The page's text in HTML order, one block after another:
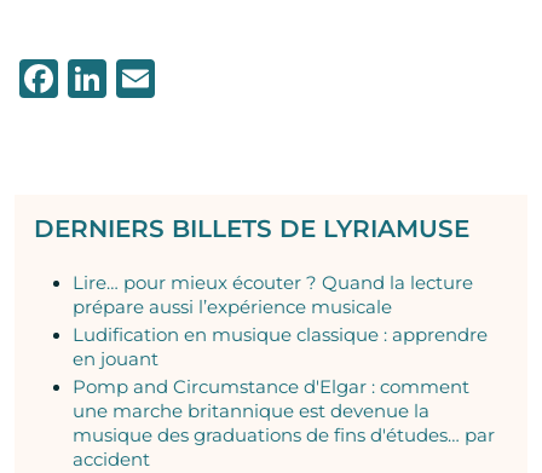
Facebook
LinkedIn
DERNIERS BILLETS DE LYRIAMUSE
Lire… pour mieux écouter ? Quand la lecture
prépare aussi l’expérience musicale
Ludification en musique classique : apprendre
en jouant
Pomp and Circumstance d'Elgar : comment
une marche britannique est devenue la
musique des graduations de fins d'études… par
accident